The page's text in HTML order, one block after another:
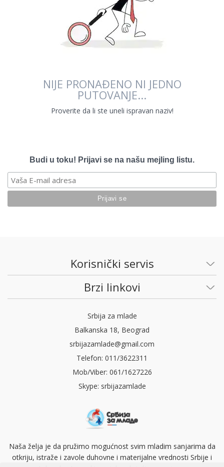
NIJE PRONAĐENO NI JEDNO
PUTOVANJE...
Proverite da li ste uneli ispravan naziv!
Budi u toku! Prijavi se na našu mejling listu.
Korisnički servis
Brzi linkovi
Srbija za mlade
Balkanska 18, Beograd
srbijazamlade@gmail.com
Telefon: 011/3622311
Mob/Viber: 061/1627226
Skype: srbijazamlade
Naša želja je da pružimo mogućnost svim mladim sanjarima da
otkriju, istraže i zavole duhovne i materijalne vrednosti Srbije i